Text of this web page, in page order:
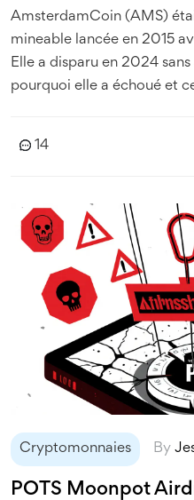
AmsterdamCoin (AMS)
mineable lancée en 2015
Elle a disparu en 2024
pourquoi elle a échoué et
14
Cryptomonnaies By
POTS Moonpot